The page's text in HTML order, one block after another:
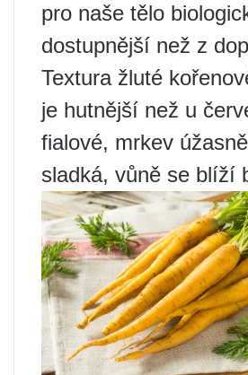
pro naše tělo
dostupnější než z
Textura žluté
je hutnější než u
fialové, mrkev
sladká, vůně se blíží